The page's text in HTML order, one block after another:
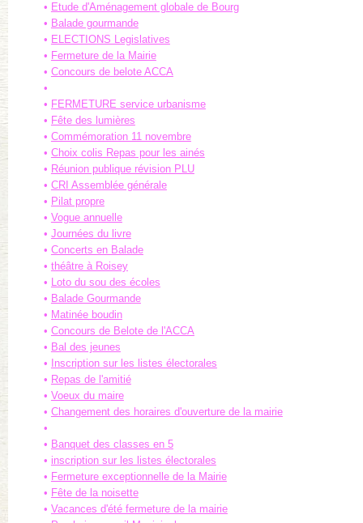
Etude d'Aménagement globale de Bourg
Balade gourmande
ELECTIONS Legislatives
Fermeture de la Mairie
Concours de belote ACCA
FERMETURE service urbanisme
Fête des lumières
Commémoration 11 novembre
Choix colis Repas pour les ainés
Réunion publique révision PLU
CRI Assemblée générale
Pilat propre
Vogue annuelle
Journées du livre
Concerts en Balade
théâtre à Roisey
Loto du sou des écoles
Balade Gourmande
Matinée boudin
Concours de Belote de l'ACCA
Bal des jeunes
Inscription sur les listes électorales
Repas de l'amitié
Voeux du maire
Changement des horaires d'ouverture de la mairie
Banquet des classes en 5
inscription sur les listes électorales
Fermeture exceptionnelle de la Mairie
Fête de la noisette
Vacances d'été fermeture de la mairie